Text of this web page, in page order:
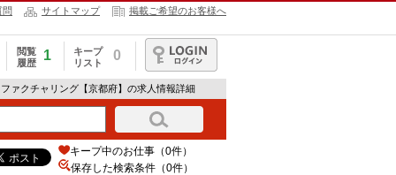
問 サイトマップ 掲載ご希望のお客様へ
閲覧
履歴
1
キープ
リスト
0
ログイン
ァクチャリング【京都府】の求人情報詳細
キープ中のお仕事（0件）
保存した検索条件（0件）